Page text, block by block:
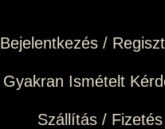
FEKETE
Bejelentkezés /
Gyakran Ismételt
Szállítás / Fizetés